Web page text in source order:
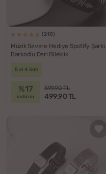
(210)
Müzik Severe Hediye Spotify Şarkı
Barkodlu Deri Bileklik
5 al 4 öde
%17
indirim
599.90 TL
499.90 TL